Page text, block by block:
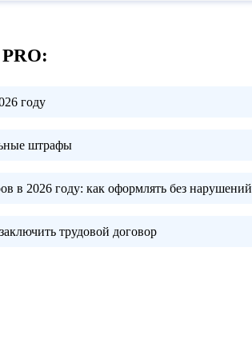
году
штрафы
в 2026 году: как оформлять без нарушений
трудовой договор